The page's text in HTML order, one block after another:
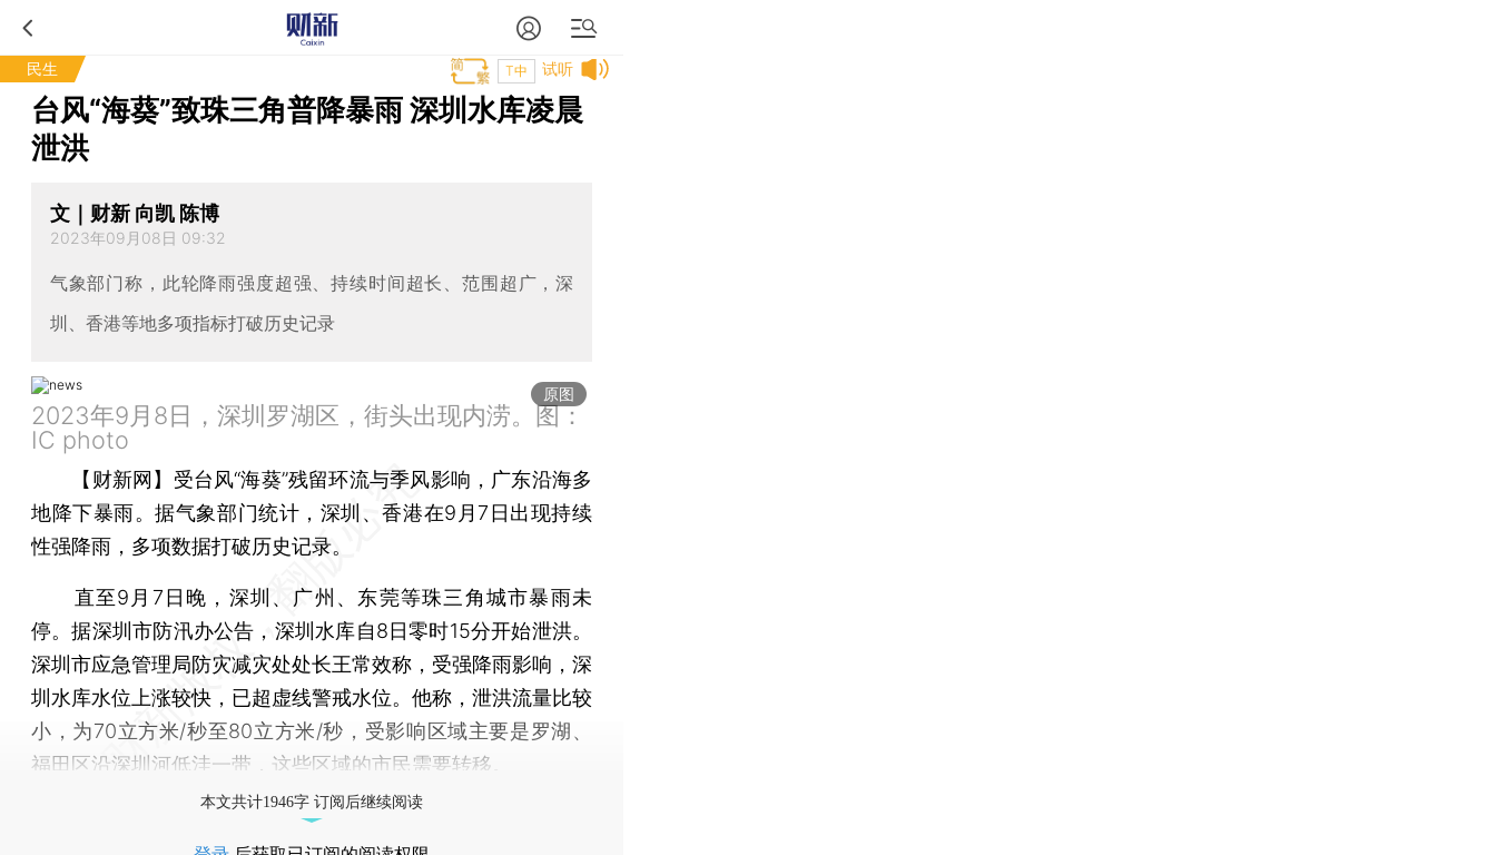
民生 试听
T中
台风“海葵”致珠三角普降暴雨 深圳水库凌晨
泄洪
文｜财新 向凯 陈博
2023年09月08日 09:32
气象部门称，此轮降雨强度超强、持续时间超长、范围超广，深
圳、香港等地多项指标打破历史记录
原图
2023年9月8日，深圳罗湖区，街头出现内涝。图：
IC photo
【财新网】 受台风“海葵”残留环流与季风影响，广东沿海多
地降下暴雨。据气象部门统计，深圳、香港在9月7日出现持续
性强降雨，多项数据打破历史记录。
直至9月7日晚，深圳、广州、东莞等珠三角城市暴雨未
停。据深圳市防汛办公告，深圳水库自8日零时15分开始泄洪。
深圳市应急管理局防灾减灾处处长王常效称，受强降雨影响，深
圳水库水位上涨较快，已超虚线警戒水位。他称，泄洪流量比较
小，为70立方米/秒至80立方米/秒，受影响区域主要是罗湖、
福田区沿深圳河低洼一带，这些区域的市民需要转移。
本文共计1946字 订阅后继续阅读